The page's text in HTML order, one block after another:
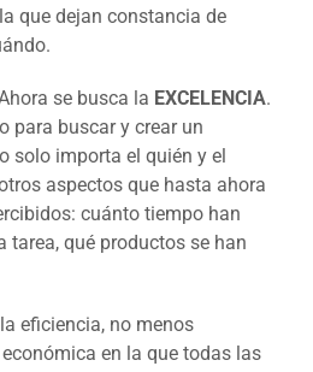
que dejan constancia de
se busca la EXCELENCIA.
para buscar y crear un
solo importa el quién y el
aspectos que hasta ahora
cuánto tiempo han
tarea, qué productos se han
eficiencia, no menos
en la que todas las